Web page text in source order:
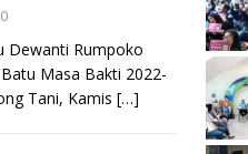
0
Dewanti Rumpoko
Masa Bakti 2022-
Tani, Kamis […]